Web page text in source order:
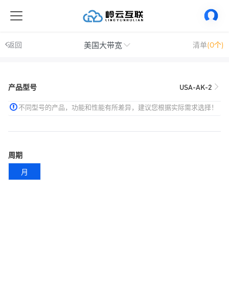
返回 美国大带宽 清单(0个)
产品型号 USA-AK-2
不同型号的产品，功能和性能有所差异，建议您根据实际需求选择！
周期
月